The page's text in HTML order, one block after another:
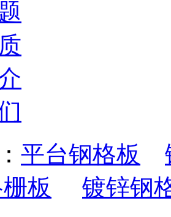
平台钢格板
板 镀锌钢